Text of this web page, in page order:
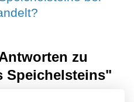
zu
Speichelsteins"